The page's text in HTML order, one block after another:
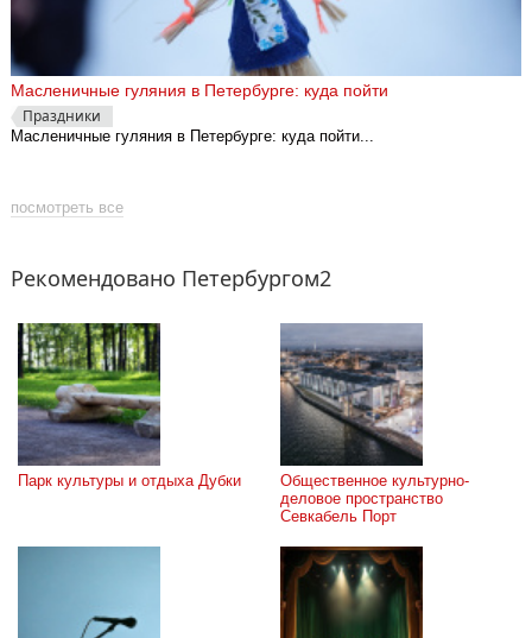
Масленичные гуляния в Петербурге: куда пойти
Праздники
Масленичные гуляния в Петербурге: куда пойти...
посмотреть все
Рекомендовано Петербургом2
Парк культуры и отдыха Дубки
Общественное культурно-
деловое пространство
Севкабель Порт